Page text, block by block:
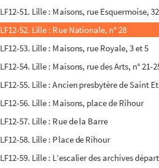
LF12-51. Lille : Maisons, rue Esquermoise,
LF12-52. Lille : Rue Nationale, n° 28
LF12-53. Lille : Maisons, rue Royale, 3 et 5
LF12-54. Lille : Maisons, rue des Arts, n° 21-
LF12-55. Lille : Ancien presbytère de Saint
LF12-56. Lille : Maisons, place de Rihour
LF12-57. Lille : Rue de la Barre
LF12-58. Lille : Place de Rihour
LF12-59. Lille : L’escalier des archives